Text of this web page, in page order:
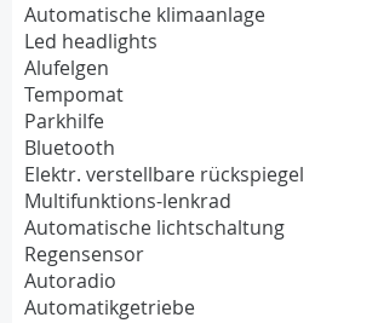
Automatische klimaanlage
Led headlights
Alufelgen
Tempomat
Parkhilfe
Bluetooth
Elektr. verstellbare rückspiegel
Multifunktions-lenkrad
Automatische lichtschaltung
Regensensor
Autoradio
Automatikgetriebe